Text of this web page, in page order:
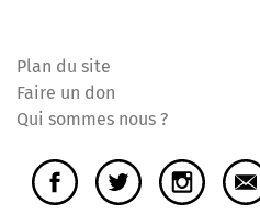
Plan du site
Faire un don
Qui sommes nous ?